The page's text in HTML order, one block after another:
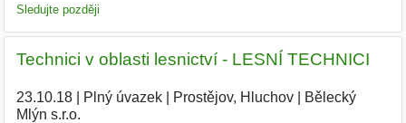
Sledujte později
Technici v oblasti lesnictví - LESNÍ TECHNICI
23.10.18| Plný úvazek| Prostějov, Hluchov|
Bělecký
Mlýn s.r.o.